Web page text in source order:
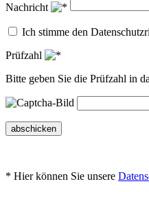
Nachricht
Ich stimme den
Prüfzahl
Bitte geben Sie die Prüfzahl in
abschicken
* Hier können Sie unsere